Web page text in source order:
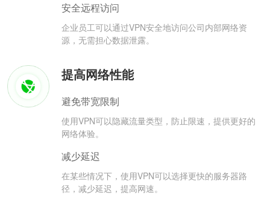
安全远程访问
企业员工可以通过VPN安全地访问公司内部网络资
源，无需担心数据泄露。
提高网络性能
避免带宽限制
使用VPN可以隐藏流量类型，防止限速，提供更好的
网络体验。
减少延迟
在某些情况下，使用VPN可以选择更快的服务器路
径，减少延迟，提高网速。